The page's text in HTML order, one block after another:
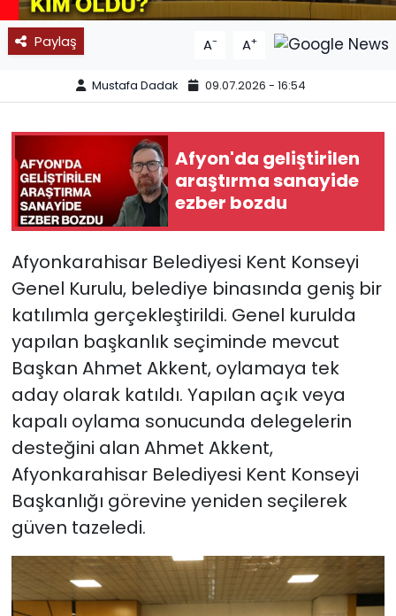
Paylaş A- A+
Mustafa Dadak 09.07.2026 - 16:54
Afyon'da geliştirilen
araştırma sanayide
ezber bozdu
Afyonkarahisar Belediyesi Kent Konseyi
Genel Kurulu, belediye binasında geniş bir
katılımla gerçekleştirildi. Genel kurulda
yapılan başkanlık seçiminde mevcut
Başkan Ahmet Akkent, oylamaya tek
aday olarak katıldı. Yapılan açık veya
kapalı oylama sonucunda delegelerin
desteğini alan Ahmet Akkent,
Afyonkarahisar Belediyesi Kent Konseyi
Başkanlığı görevine yeniden seçilerek
güven tazeledi.